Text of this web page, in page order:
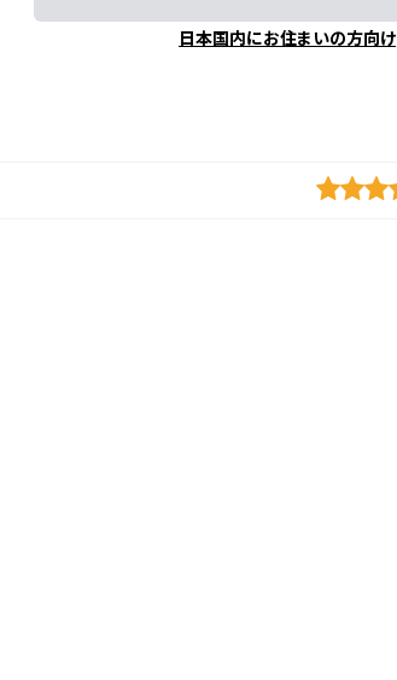
日本国内にお住まいの方向け